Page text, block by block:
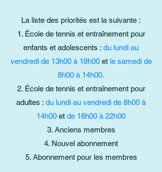
La liste des priorités est la suivante :
École de tennis et entraînement pour
enfants et adolescents : du lundi au
vendredi de 13h00 à 18h00et le samedi de
8h00 à 14h00.
École de tennis et entraînement pour
adultes : du lundi au vendredi de 8h00 à
14h00 et de 18h00 à 22h00
Anciens membres
Nouvel abonnement
Abonnement pour les membres